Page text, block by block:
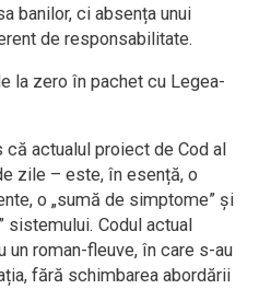
banilor, ci absența unui
de responsabilitate.
la zero în pachet cu Legea-
actualul proiect de Cod al
zile – este, în esență, o
o „sumă de simptome” și
sistemului. Codul actual
un roman-fleuve, în care s-au
fără schimbarea abordării